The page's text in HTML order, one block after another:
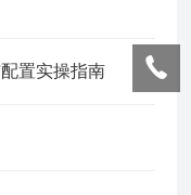
置实操指南